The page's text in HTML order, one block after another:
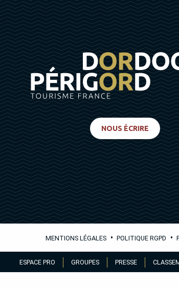
au
ESPACE PRO GROUPES PRESSE
NOUS ÉCRIRE
MENTIONS LÉGALES • POLITIQUE RGPD •